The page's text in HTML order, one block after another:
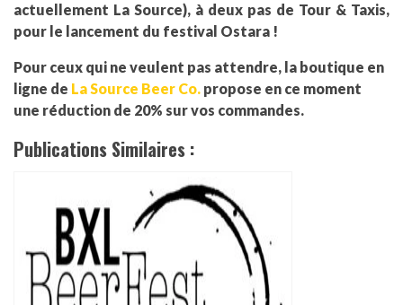
actuellement La Source), à deux pas de Tour & Taxis,
pour le lancement du festival Ostara !
Pour ceux qui ne veulent pas attendre, la boutique en
ligne de La Source Beer Co. propose en ce moment
une réduction de 20% sur vos commandes.
Publications Similaires :